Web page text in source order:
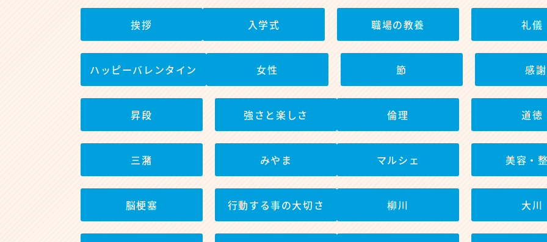
挨拶 入学式 職場の教養 礼儀
ハッピーバレンタイン 女性 節 感謝
昇段 強さと楽しさ 倫理 道徳
三潴 みやま マルシェ 美容・
脳梗塞 行動する事の大切さ 柳川 大川